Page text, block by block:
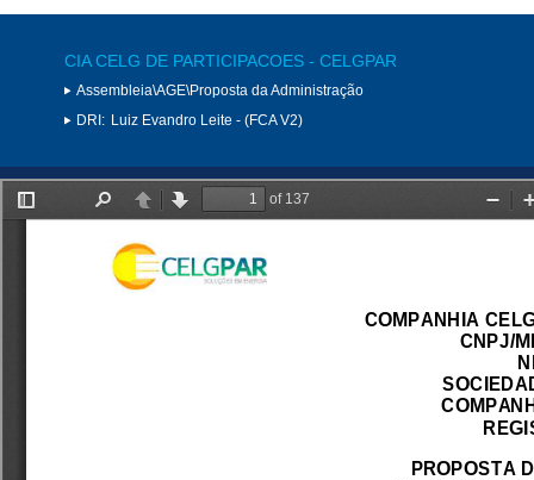
CIA CELG DE PARTICIPACOES - CELGPAR
Assembleia\AGE\Proposta da Administração
DRI: Luiz Evandro Leite - (FCA V2)